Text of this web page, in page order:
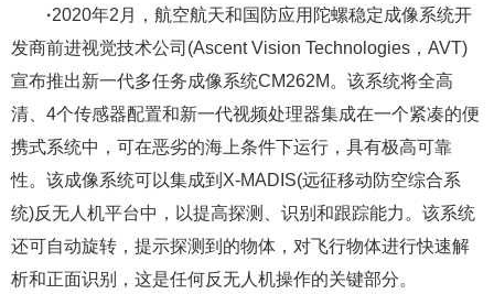
·2020年2月，航空航天和国防应用陀螺稳定成像系统开
发商前进视觉技术公司(Ascent Vision Technologies，AVT)
宣布推出新一代多任务成像系统CM262M。该系统将全高
清、4个传感器配置和新一代视频处理器集成在一个紧凑的便
携式系统中，可在恶劣的海上条件下运行，具有极高可靠
性。该成像系统可以集成到X-MADIS(远征移动防空综合系
统)反无人机平台中，以提高探测、识别和跟踪能力。该系统
还可自动旋转，提示探测到的物体，对飞行物体进行快速解
析和正面识别，这是任何反无人机操作的关键部分。